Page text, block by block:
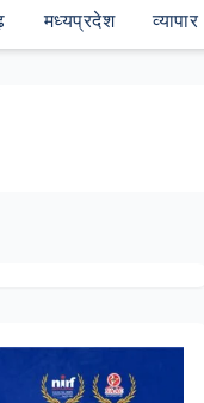
मध्यप्रदेश व्यापार